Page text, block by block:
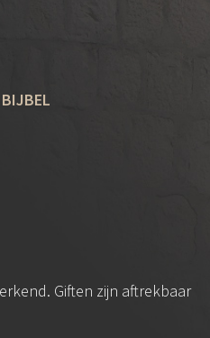
Giften zijn aftrekbaar